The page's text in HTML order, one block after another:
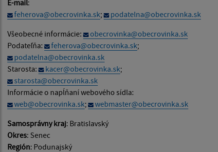
E-mail:
feherova@obecrovinka.sk;
podatelna@obecrovinka.sk
Všeobecné informácie:
obecrovinka@obecrovinka.sk
Podateľňa:
feherova@obecrovinka.sk;
podatelna@obecrovinka.sk
Starosta:
kacer@obecrovinka.sk;
starosta@obecrovinka.sk
Informácie o napĺňaní webového sídla:
web@obecrovinka.sk;
webmaster@obecrovinka.sk
Samosprávny kraj: Bratislavský
Okres: Senec
Región: Podunajský